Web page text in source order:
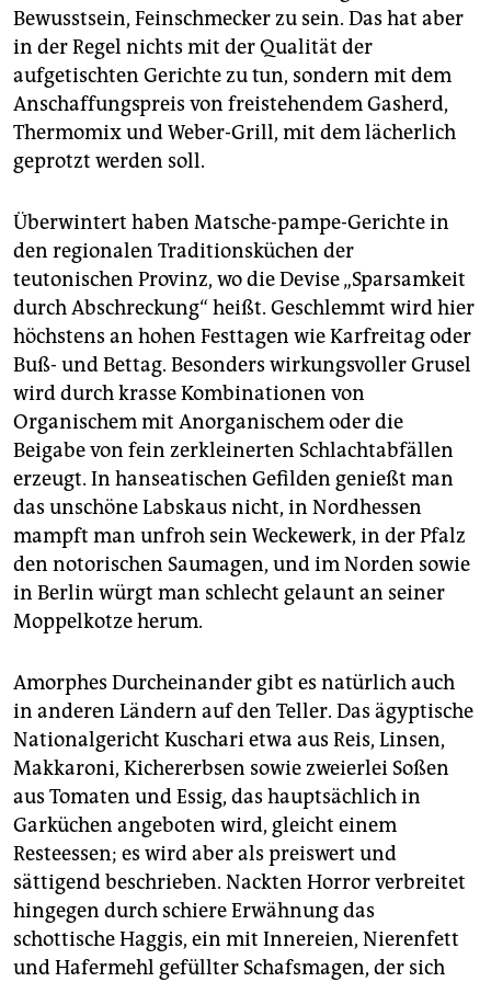
Bewusstsein, Feinschmecker zu sein. Das hat aber
in der Regel nichts mit der Qualität der
aufgetischten Gerichte zu tun, sondern mit dem
Anschaffungspreis von freistehendem Gasherd,
Thermomix und Weber-Grill, mit dem lächerlich
geprotzt werden soll.
Überwintert haben Matsche-pampe-Gerichte in
den regionalen Traditionsküchen der
teutonischen Provinz, wo die Devise „Sparsamkeit
durch Abschreckung“ heißt. Geschlemmt wird hier
höchstens an hohen Festtagen wie Karfreitag oder
Buß- und Bettag. Besonders wirkungsvoller Grusel
wird durch krasse Kombinationen von
Organischem mit Anorganischem oder die
Beigabe von fein zerkleinerten Schlachtabfällen
erzeugt. In hanseatischen Gefilden genießt man
das unschöne Labskaus nicht, in Nordhessen
mampft man unfroh sein ­Weckewerk, in der Pfalz
den notorischen Saumagen, und im Norden sowie
in Berlin würgt man schlecht gelaunt an seiner
Moppelkotze herum.
Amorphes Durcheinander gibt es natürlich auch
in anderen Ländern auf den Teller. Das ägyptische
Nationalgericht Kuschari etwa aus Reis, Linsen,
Makkaroni, Kichererbsen sowie zweierlei Soßen
aus Tomaten und Essig, das hauptsächlich in
Garküchen angeboten wird, gleicht einem
Resteessen; es wird aber als preiswert und
sättigend beschrieben. Nackten Horror verbreitet
hingegen durch schiere Erwähnung das
schottische Haggis, ein mit Innereien, Nierenfett
und Hafermehl gefüllter Schafsmagen, der sich